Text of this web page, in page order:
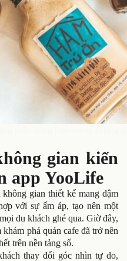
gian kiến
app YooLife
gian thiết kế mang đậm
với sự ấm áp, tạo nên một
du khách ghé qua. Giờ đây,
phá quán cafe đã trở nên
trên nền tảng số.
thay đổi góc nhìn tự do,